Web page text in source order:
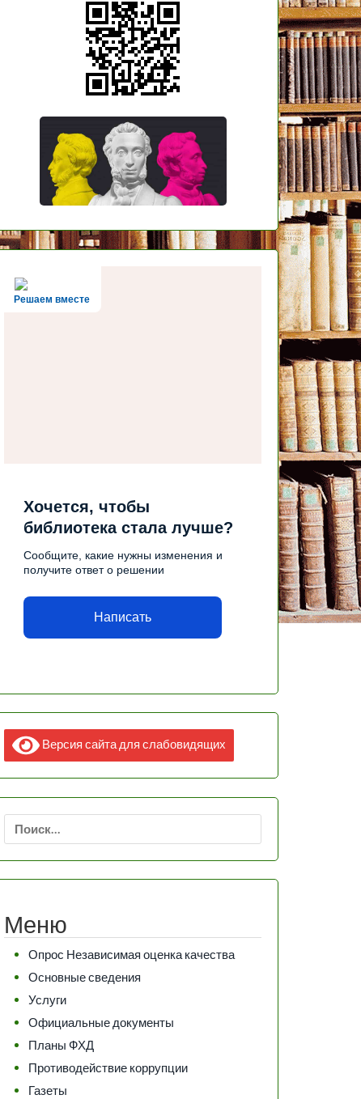
Решаем вместе
Хочется, чтобы
библиотека стала лучше?
Сообщите, какие нужны изменения и
получите ответ о решении
Написать
Версия сайта для слабовидящих
Найти:
Меню
Опрос Независимая оценка качества
Основные сведения
Услуги
Официальные документы
Планы ФХД
Противодействие коррупции
Газеты